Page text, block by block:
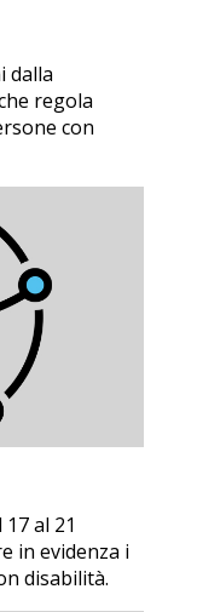
dalla
regola
con
al 21
in evidenza i
disabilità.